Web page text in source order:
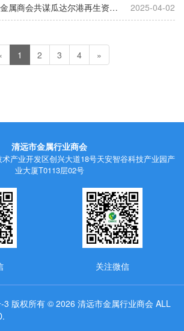
会共谋瓜达尔港再生资源产业新蓝图 2025-04-02
1 2 3 4 »
清远市金属行业商会
产业开发区创兴大道18号天安智谷科技产业园产
业大厦T0113层02号
关注微信
3 版权所有 © 2026 清远市金属行业商会 ALL